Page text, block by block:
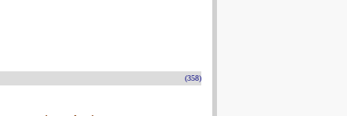
(358)